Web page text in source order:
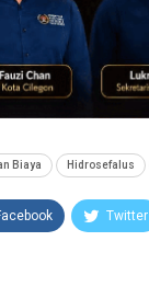
Biaya Hidrosefalus
Twitter